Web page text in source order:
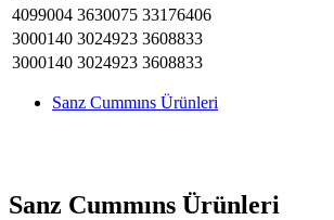
4099004 3630075 33176406
3000140 3024923 3608833
3000140 3024923 3608833
Sanz Cummıns Ürünleri
Sanz Cummıns Ürünleri